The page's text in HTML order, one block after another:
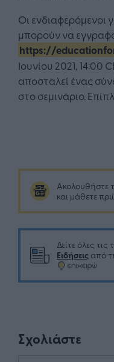
Οι ενδιαφερόμενοι
μπορούν να
https://
Ιουνίου 2021, 14:00
αποσταλεί ένας
στο σεμινάριο.
Ακολουθήστε
και μάθετε
Δείτε όλες τις
Ειδήσεις από
Σχολιάστε